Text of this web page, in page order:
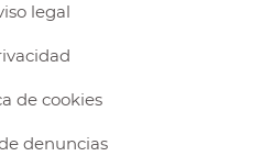
legal
de cookies
denuncias